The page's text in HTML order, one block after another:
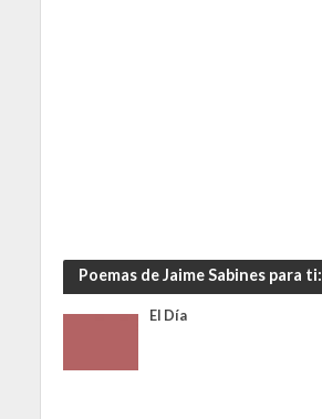
Poemas de Jaime Sabines para ti:
El Día